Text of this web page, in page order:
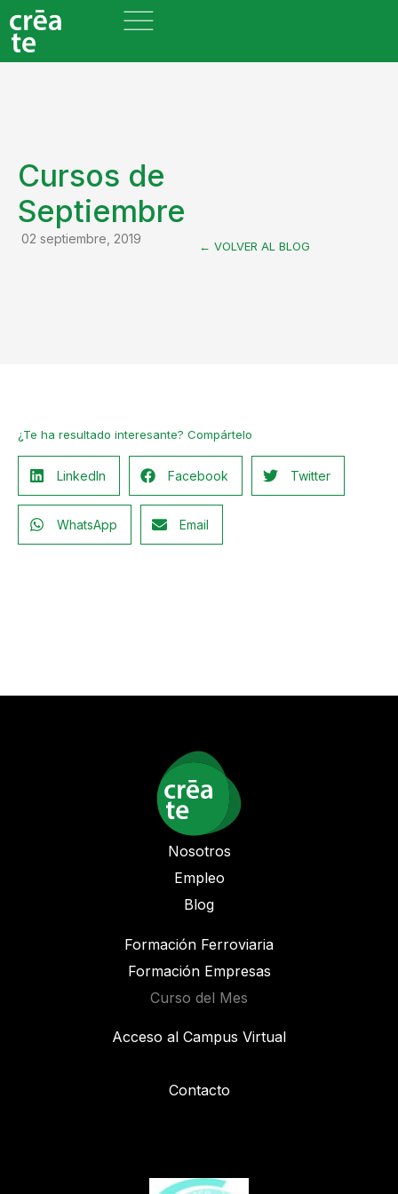
Cursos de
Septiembre
02 septiembre, 2019 ← VOLVER AL BLOG
¿Te ha resultado interesante? Compártelo
LinkedIn Facebook Twitter
WhatsApp Email
Nosotros
Empleo
Blog
Formación Ferroviaria
Formación Empresas
Curso del Mes
Acceso al Campus Virtual
Contacto